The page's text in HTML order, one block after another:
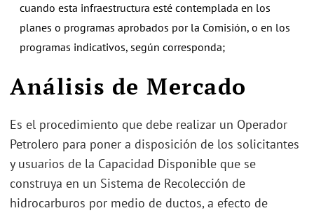
cuando esta infraestructura esté contemplada en los
planes o programas aprobados por la Comisión, o en los
programas indicativos, según corresponda;
Análisis de Mercado
Es el procedimiento que debe realizar un Operador
Petrolero para poner a disposición de los solicitantes
y usuarios de la Capacidad Disponible que se
construya en un Sistema de Recolección de
hidrocarburos por medio de ductos, a efecto de